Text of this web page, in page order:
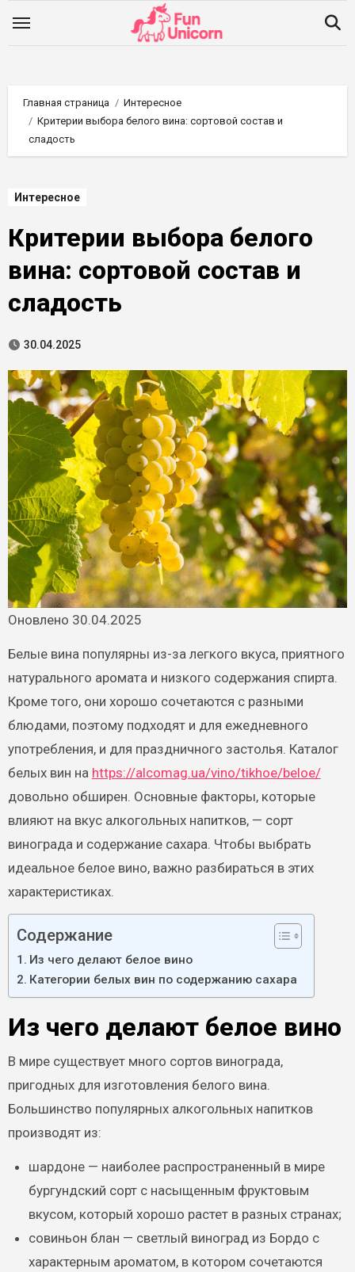
Главная страница
Интересное
Критерии выбора белого вина: сортовой состав и
сладость
Интересное
Критерии выбора белого
вина: сортовой состав и
сладость
30.04.2025
Оновлено 30.04.2025
Белые вина популярны из-за легкого вкуса, приятного
натурального аромата и низкого содержания спирта.
Кроме того, они хорошо сочетаются с разными
блюдами, поэтому подходят и для ежедневного
употребления, и для праздничного застолья. Каталог
белых вин на https://alcomag.ua/vino/tikhoe/beloe/
довольно обширен. Основные факторы, которые
влияют на вкус алкогольных напитков, — сорт
винограда и содержание сахара. Чтобы выбрать
идеальное белое вино, важно разбираться в этих
характеристиках.
Содержание
Из чего делают белое вино
Категории белых вин по содержанию сахара
Из чего делают белое вино
В мире существует много сортов винограда,
пригодных для изготовления белого вина.
Большинство популярных алкогольных напитков
производят из:
шардоне — наиболее распространенный в мире
бургундский сорт с насыщенным фруктовым
вкусом, который хорошо растет в разных странах;
совиньон блан — светлый виноград из Бордо с
характерным ароматом, в котором сочетаются